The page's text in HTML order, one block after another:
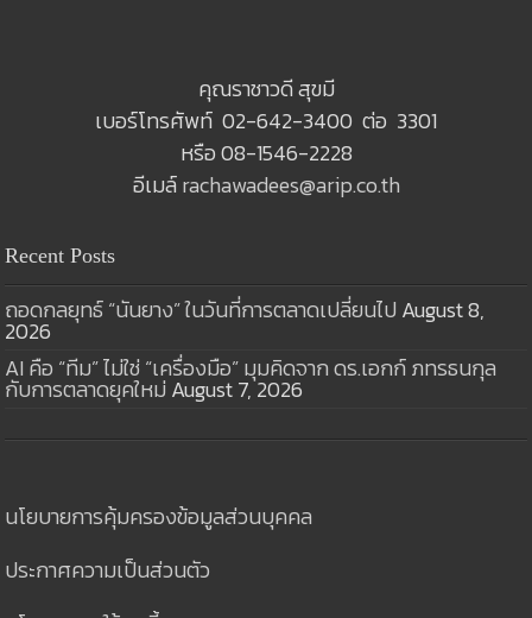
คุณราชาวดี สุขมี
เบอร์โทรศัพท์ 02-642-3400 ต่อ 3301
หรือ 08-1546-2228
อีเมล์rachawadees@arip.co.th
Recent Posts
ถอดกลยุทธ์ “นันยาง” ในวันที่การตลาดเปลี่ยนไป August 8,
2026
AI คือ “ทีม” ไม่ใช่ “เครื่องมือ” มุมคิดจาก ดร.เอกก์ ภทรธนกุล
กับการตลาดยุคใหม่ August 7, 2026
นโยบายการคุ้มครองข้อมูลส่วนบุคคล
ประกาศความเป็นส่วนตัว